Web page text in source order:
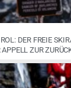
DER FREIE
ZUR